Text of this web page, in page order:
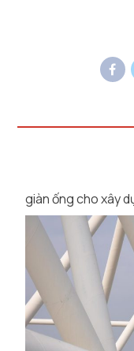
giàn ống cho xây